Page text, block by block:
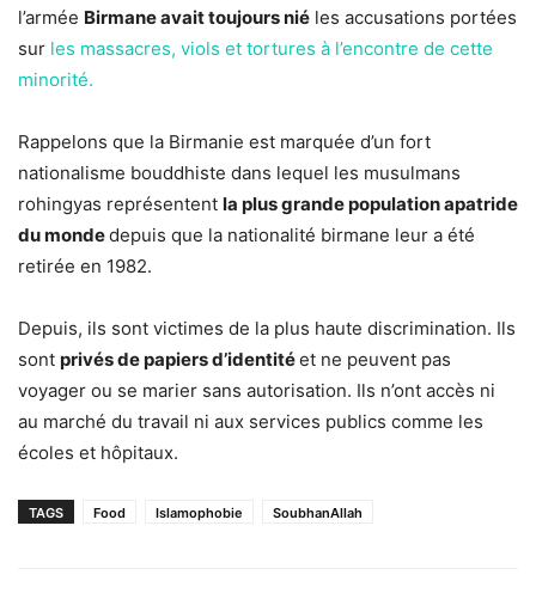
l’armée Birmane avait toujours nié les accusations portées
sur les massacres, viols et tortures à l’encontre de cette
minorité.
Rappelons que la Birmanie est marquée d’un fort
nationalisme bouddhiste dans lequel les musulmans
rohingyas représentent la plus grande population apatride
du mondedepuis que la nationalité birmane leur a été
retirée en 1982.
Depuis, ils sont victimes de la plus haute discrimination. Ils
sont privés de papiers d’identitéet ne peuvent pas
voyager ou se marier sans autorisation. Ils n’ont accès ni
au marché du travail ni aux services publics comme les
écoles et hôpitaux.
TAGS Food Islamophobie SoubhanAllah